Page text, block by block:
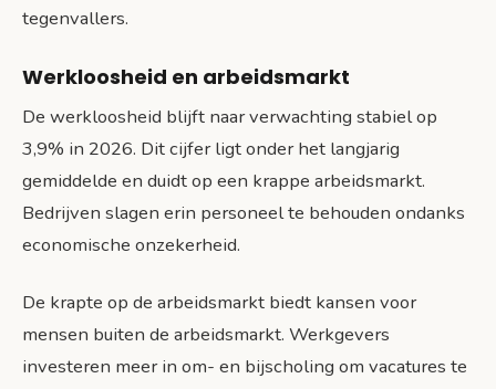
tegenvallers.
Werkloosheid en arbeidsmarkt
De werkloosheid blijft naar verwachting stabiel op
3,9% in 2026. Dit cijfer ligt onder het langjarig
gemiddelde en duidt op een krappe arbeidsmarkt.
Bedrijven slagen erin personeel te behouden ondanks
economische onzekerheid.
De krapte op de arbeidsmarkt biedt kansen voor
mensen buiten de arbeidsmarkt. Werkgevers
investeren meer in om- en bijscholing om vacatures te